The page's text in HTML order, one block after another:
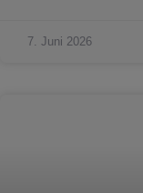
7. Juni 2026